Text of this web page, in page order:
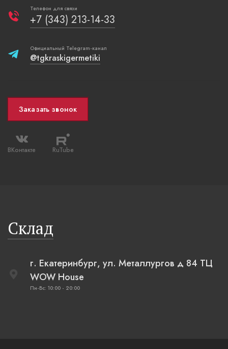
Телефон для связи
+7 (343) 213-14-33
Официальный Telegram-канал
@tgkraskigermetiki
Заказать звонок
ВКонтакте RuTube
Склад
г. Екатеринбург, ул. Металлургов д 84 ТЦ
WOW House
Пн-Вс: 10:00 - 20:00